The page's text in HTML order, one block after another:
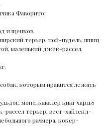
Фаворито:
и щенков.
терьер, той-пудель, шпиц
маленький джек-рассел,
которым нравится лежать
мопс, кавалер кинг чарльз
терьер, вест-хайленд-
размера, кокер-